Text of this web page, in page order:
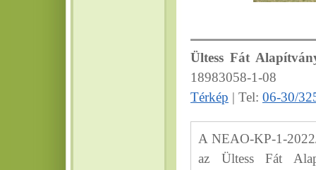
Ültess Fát
18983058-1-08
Térkép | Tel: 06-30/
A NEAO-KP-1-
az Ültess Fát